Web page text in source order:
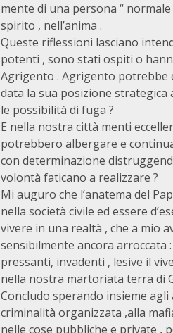
mente di una persona “
spirito , nell’anima .
Queste riflessioni lasciano
potenti , sono stati ospiti o
Agrigento . Agrigento potrebbe
data la sua posizione
le possibilità di fuga ?
E nella nostra città menti
potrebbero albergare e
con determinazione
volontà faticano a realizzare ?
Mi auguro che l’anatema del
nella società civile ed essere
vivere in una realtà , che a mio
sensibilmente ancora
pressanti, invadenti , lesive il
nella nostra martoriata terra di
Concludo sperando insieme
criminalità organizzata ,alla
nelle cose pubbliche e private ,